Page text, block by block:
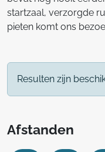
startzaal, verzorgde
pieten komt ons
Resulten zijn
Afstanden